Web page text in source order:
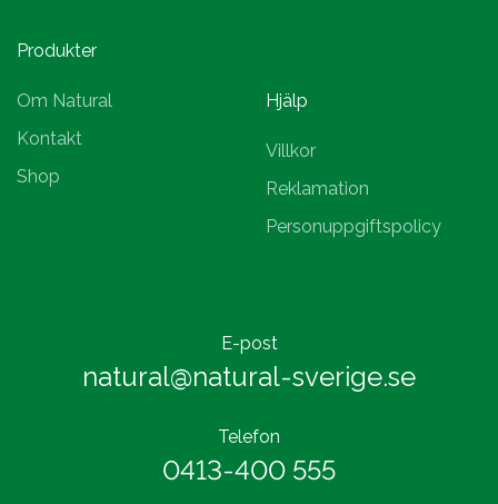
Produkter
Om Natural
Kontakt
Shop
Hjälp
Villkor
Reklamation
Personuppgiftspolicy
E-post
natural@natural-sverige.se
Telefon
0413-400 555